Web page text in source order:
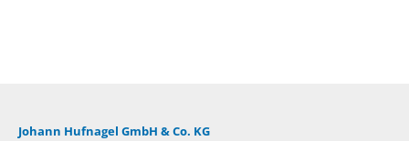
Johann Hufnagel GmbH & Co. KG